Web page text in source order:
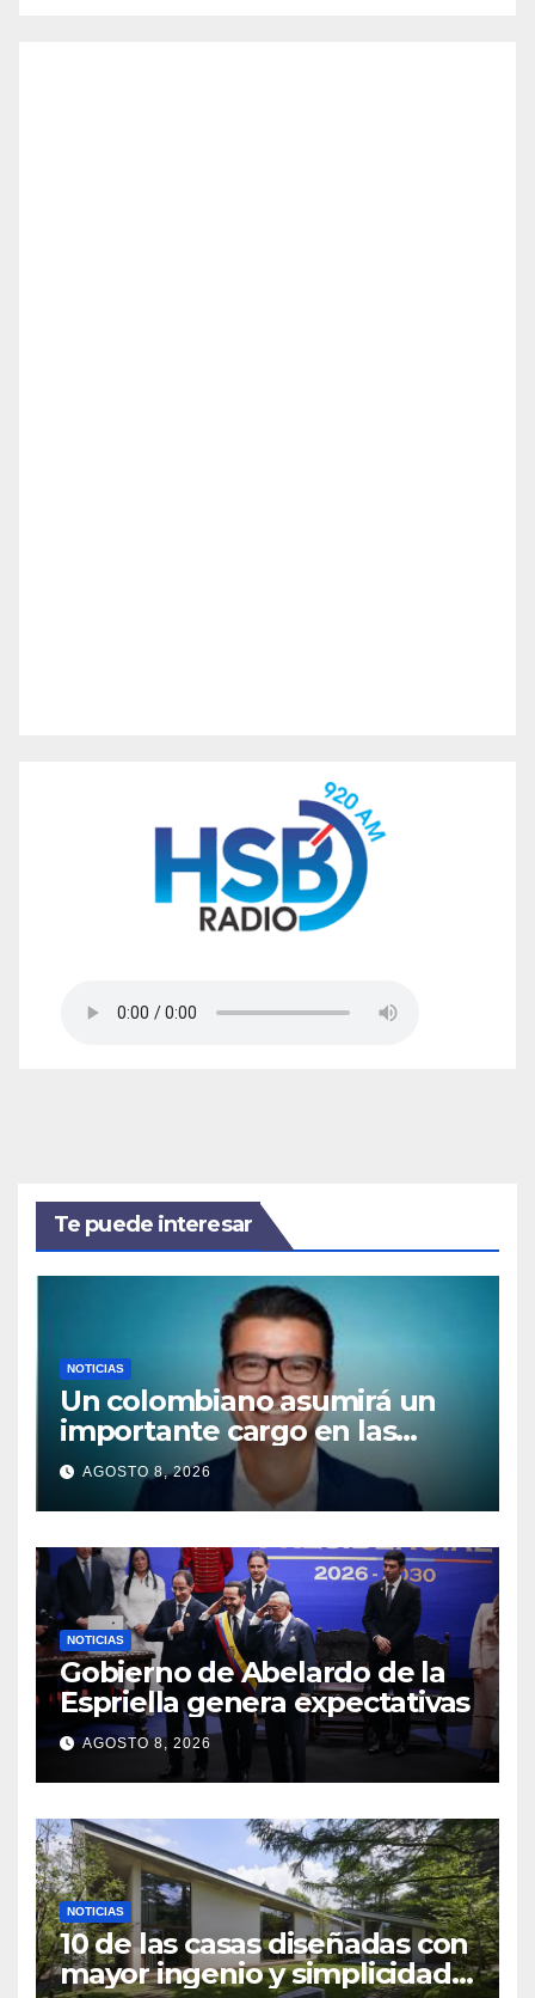
Te puede interesar
NOTICIAS
Un colombiano asumirá un
importante cargo en las
operaciones de American
Airlines en Sudamérica
AGOSTO 8, 2026
NOTICIAS
Gobierno de Abelardo de la
Espriella genera expectativas
AGOSTO 8, 2026
NOTICIAS
10 de las casas diseñadas con
mayor ingenio y simplicidad